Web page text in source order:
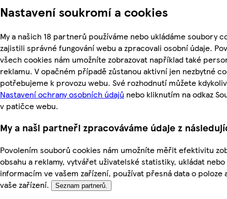
Nastavení soukromí a cookies
My a našich 18 partnerů používáme nebo ukládáme soubory
zajistili správné fungování webu a zpracovali osobní údaje.
všech cookies nám umožníte zobrazovat například také
reklamu. V opačném případě zůstanou aktivní jen nezbytné
potřebujeme k provozu webu. Své rozhodnutí můžete
Nastavení ochrany osobních údajů nebo kliknutím na odkaz
v patičce webu.
My a naši partneři zpracováváme údaje z
Povolením souborů cookies nám umožníte měřit efektivitu
obsahu a reklamy, vytvářet uživatelské statistiky, ukládat
informacím ve vašem zařízení, používat přesná data o poloze
vaše zařízení.
Seznam partnerů.